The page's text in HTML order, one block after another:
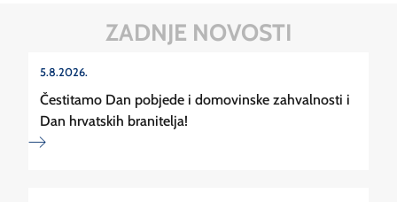
ZADNJE NOVOSTI
5.8.2026.
Čestitamo Dan pobjede i domovinske zahvalnosti i
Dan hrvatskih branitelja!